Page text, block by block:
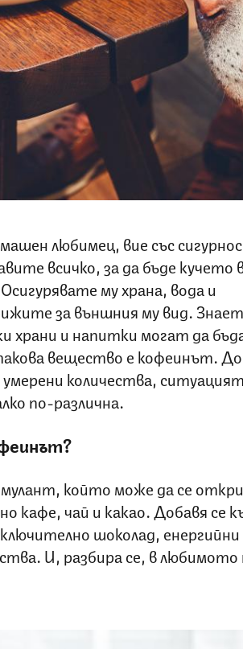
любимец, вие със
всичко, за да бъде кучето
му храна, вода и
за външния му вид.
храни и напитки могат да
вещество е кофеинът.
количества,
по-различна.
който може да се
кафе, чай и какао. Добавя се
шоколад, енергийни
И, разбира се, в любимото